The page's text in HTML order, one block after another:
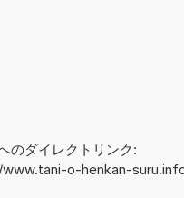
のダイレクトリンク:
o-henkan-